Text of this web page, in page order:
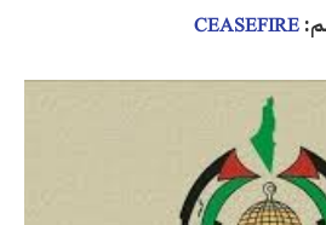
CEASEFIRE